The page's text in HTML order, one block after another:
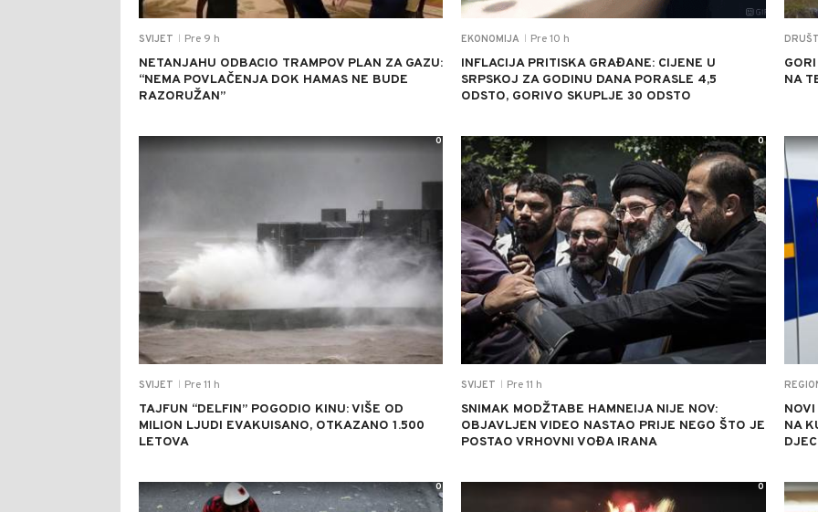
SVIJET Pre 9 h
NETANJAHU ODBACIO TRAMPOV PLAN ZA GAZU:
“NEMA POVLAČENJA DOK HAMAS NE BUDE
RAZORUŽAN”
EKONOMIJA Pre 10 h
INFLACIJA PRITISKA GRAĐANE: CIJENE U
SRPSKOJ ZA GODINU DANA PORASLE 4,5
ODSTO, GORIVO SKUPLJE 30 ODSTO
NA
SVIJET Pre 11 h
TAJFUN “DELFIN” POGODIO KINU: VIŠE OD
MILION LJUDI EVAKUISANO, OTKAZANO 1.500
LETOVA
0
SVIJET Pre 11 h
SNIMAK MODŽTABE HAMNEIJA NIJE NOV:
OBJAVLJEN VIDEO NASTAO PRIJE NEGO ŠTO JE
POSTAO VRHOVNI VOĐA IRANA
0
NA
0 0